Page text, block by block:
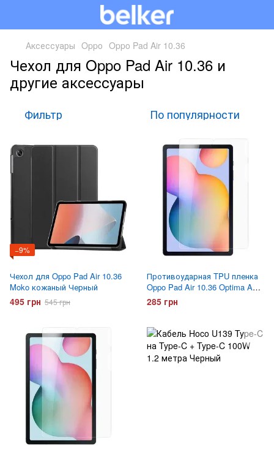
Аксессуары Oppo Oppo Pad Air 10.36
Чехол для Oppo Pad Air 10.36 и
другие аксессуары
Фильтр По популярности
−9%
Чехол для Oppo Pad Air 10.36
Moko кожаный Черный
495 грн 545 грн
Противоударная TPU пленка
Oppo Pad Air 10.36 Optima Anti-
Shock Глянцевая
285 грн